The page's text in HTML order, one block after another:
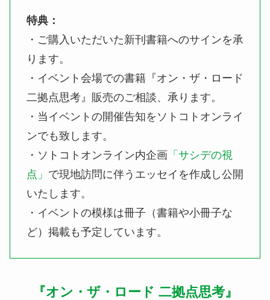
特典：
・ご購入いただいた新刊書籍へのサインを承
ります。
・イベント会場での書籍『オン・ザ・ロード
二拠点思考』販売のご相談、承ります。
・当イベントの開催告知をソトコトオンライ
ンでも致します。
・ソトコトオンライン内企画「サシデの視
点」 で現地訪問に伴うエッセイを作成し公開
いたします。
・イベントの模様は冊子（書籍や小冊子な
ど）掲載も予定しています。
『オン・ザ・ロード 二拠点思考』